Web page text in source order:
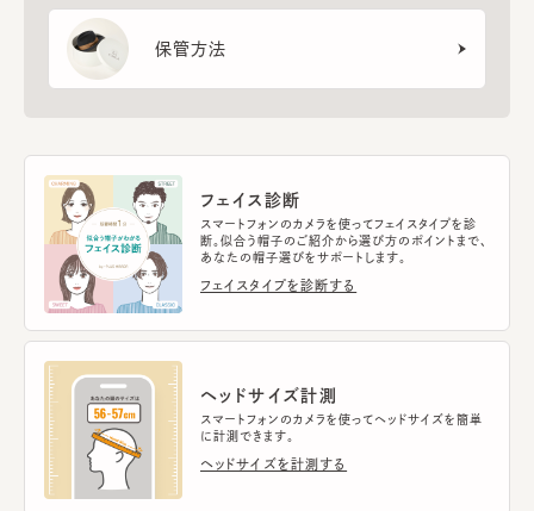
保管方法
フェイス診断
スマートフォンのカメラを使ってフェイスタイプを診
断。似合う帽子のご紹介から選び方のポイントまで、
あなたの帽子選びをサポートします。
フェイスタイプを診断する
ヘッドサイズ計測
スマートフォンのカメラを使ってヘッドサイズを簡単
に計測できます。
ヘッドサイズを計測する